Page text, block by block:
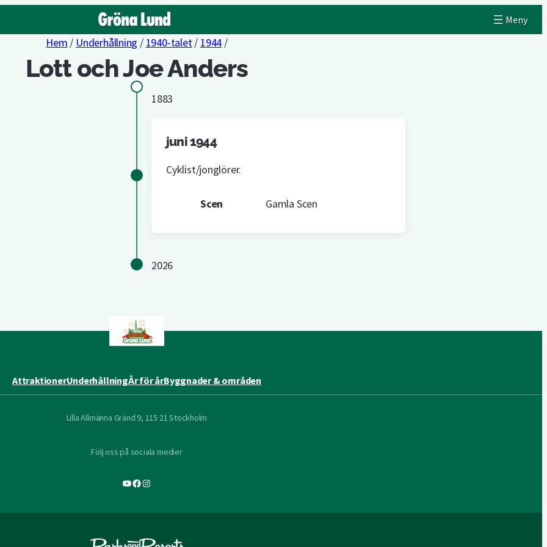
Hem / Underhållning / 1940-talet/ 1944 /
Lott och Joe Anders
1883
juni 1944
Cyklist/jonglörer.
Scen Gamla Scen
2026
AttraktionerUnderhållningÅr för årByggnader & områden
Lilla Allmänna Gränd 9, 115 21 Stockholm
Följ oss på sociala medier
YouTube
Facebook
Instagram